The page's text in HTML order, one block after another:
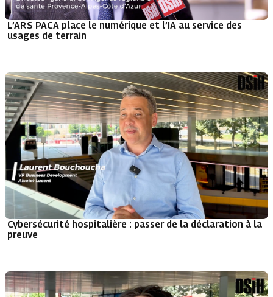
L’ARS PACA place le numérique et l’IA au service des
usages de terrain
Cybersécurité hospitalière : passer de la déclaration à la
preuve